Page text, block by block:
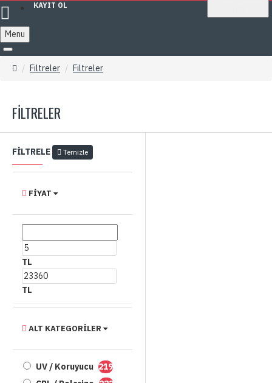
KAYIT OL
Menu
Filtreler Filtreler
FILTRELER
FILTRELE Temizle
FIYAT
TL
TL
ALT KATEGORILER
UV / Koruyucu 219